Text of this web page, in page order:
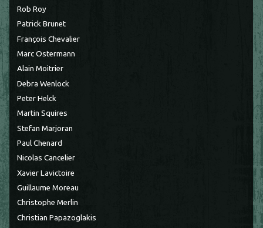
Rob Roy
Patrick Brunet
François Chevalier
Marc Ostermann
Alain Moitrier
Debra Wenlock
Peter Helck
Martin Squires
Stefan Marjoran
Paul Chenard
Nicolas Cancelier
Xavier Lavictoire
Guillaume Moreau
Christophe Merlin
Christian Papazoglakis